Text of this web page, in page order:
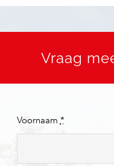
Vraag
Voornaam *